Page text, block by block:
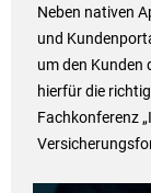
Neben nativen
und
um den Kunden
hierfür die
Fachkonferenz